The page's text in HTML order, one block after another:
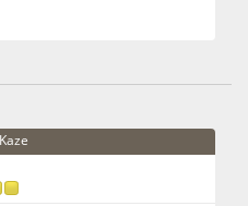
Kaze